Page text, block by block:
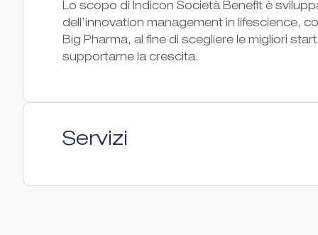
Lo scopo di Indicon Società Benefit è
dell’innovation management in lifescience,
Big Pharma, al fine di scegliere le migliori
supportarne la crescita.
Servizi